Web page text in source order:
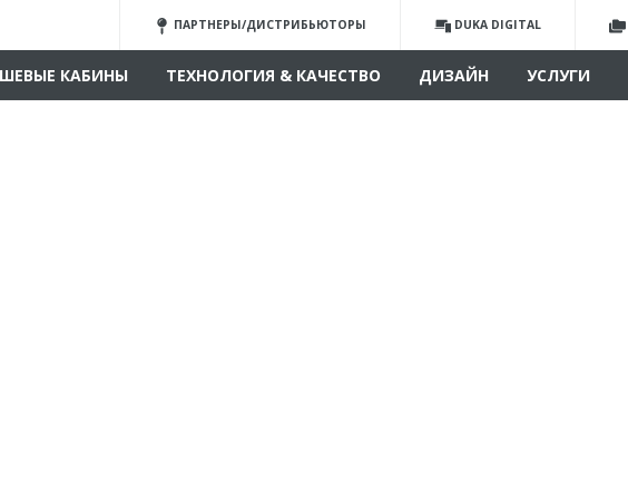
ПАРТНЕРЫ/ДИСТРИБЬЮТОРЫ DUKA DIGITAL
КАБИНЫ ТЕХНОЛОГИЯ & КАЧЕСТВО ДИЗАЙН УСЛУГИ